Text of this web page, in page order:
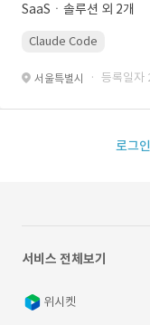
SaaSㆍ솔루션 외 2개
Claude Code
서울특별시 · 등록일자
로그인
서비스 전체보기
위시켓